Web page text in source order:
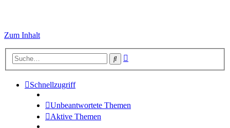
Zum Inhalt
Suche
Schnellzugriff
Unbeantwortete Themen
Aktive Themen